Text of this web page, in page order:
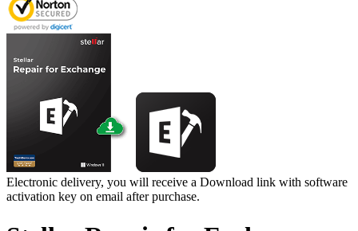
Electronic delivery, you will receive a Download link with software
activation key on email after purchase.